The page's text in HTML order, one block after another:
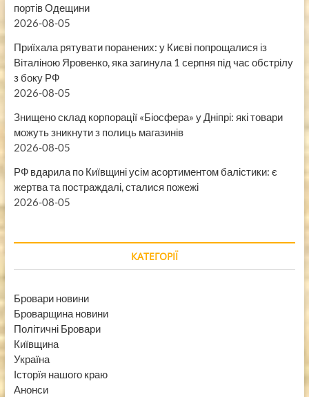
портів Одещини
2026-08-05
Приїхала рятувати поранених: у Києві попрощалися із
Віталіною Яровенко, яка загинула 1 серпня під час обстрілу
з боку РФ
2026-08-05
Знищено склад корпорації «Біосфера» у Дніпрі: які товари
можуть зникнути з полиць магазинів
2026-08-05
РФ вдарила по Київщині усім асортиментом балістики: є
жертва та постраждалі, сталися пожежі
2026-08-05
КАТЕГОРІЇ
Бровари новини
Броварщина новини
Політичні Бровари
Київщина
Україна
Історїя нашого краю
Анонси